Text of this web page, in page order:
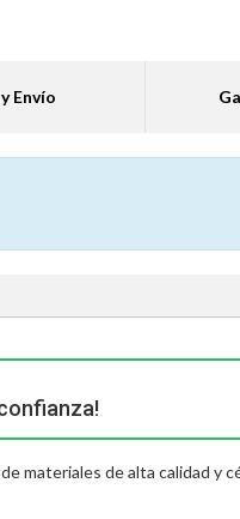
Envío
materiales de alta calidad y